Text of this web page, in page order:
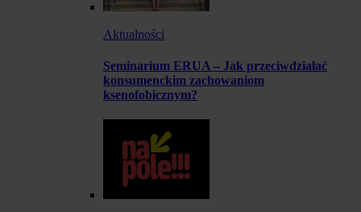
Aktualności
Seminarium ERUA – Jak przeciwdziałać
konsumenckim zachowaniom
ksenofobicznym?